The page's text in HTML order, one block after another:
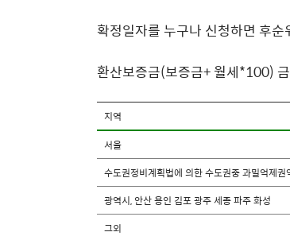
확정일자를 누구나 신청하면 후
환산보증금(보증금+ 월세*100)
지역
서울
수도권정비계획법에 의한 수도권중 과밀억제권
광역시, 안산 용인 김포 광주 세종 파주 화성
그외